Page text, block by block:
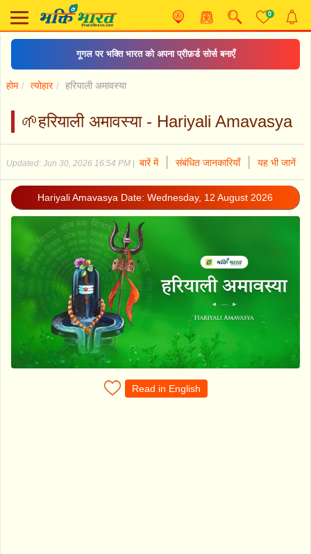
0
गूगल पर भक्ति भारत को अपना प्रीफ़र्ड सोर्स बनाएँ
होम त्योहार हरियाली अमावस्या
🌱हरियाली अमावस्या - Hariyali Amavasya
Updated: Jun 30, 2026 16:54 PM बारें में संबंधित जानकारियाँ यह भी जानें
Hariyali Amavasya Date: Wednesday, 12 August 2026
Read in English